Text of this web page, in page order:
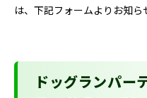
は、下記フォームよりお知ら
ドッグランパー